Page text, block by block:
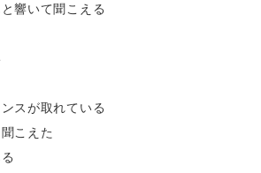
響いて聞こえる
スが取れている
こえた